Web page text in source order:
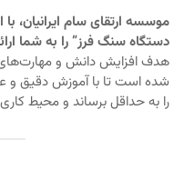
موسسه ارتقای سام ایرانیان، با
دستگاه سنگ فرز” را به شما
شده است تا با آموزش دقیق و
را به حداقل برساند و محیط